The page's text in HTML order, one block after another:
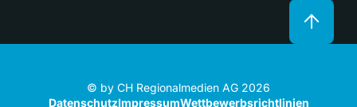
© by CH Regionalmedien AG 2026
DatenschutzImpressumWettbewerbsrichtlinien